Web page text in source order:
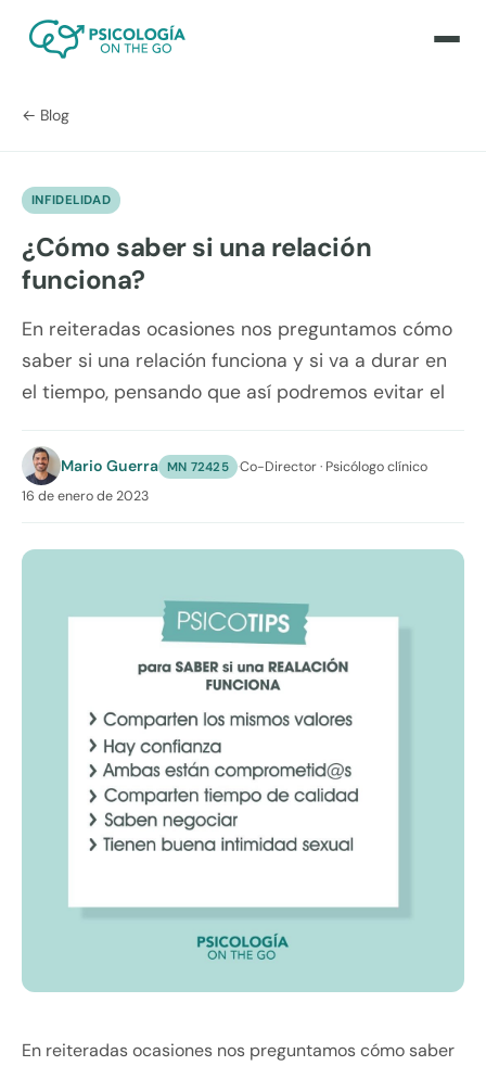
← Blog
INFIDELIDAD
¿Cómo saber si una relación
funciona?
En reiteradas ocasiones nos preguntamos cómo
saber si una relación funciona y si va a durar en
el tiempo, pensando que así podremos evitar el
Mario Guerra MN 72425 ·Co-Director · Psicólogo clínico
16 de enero de 2023
En reiteradas ocasiones nos preguntamos cómo saber